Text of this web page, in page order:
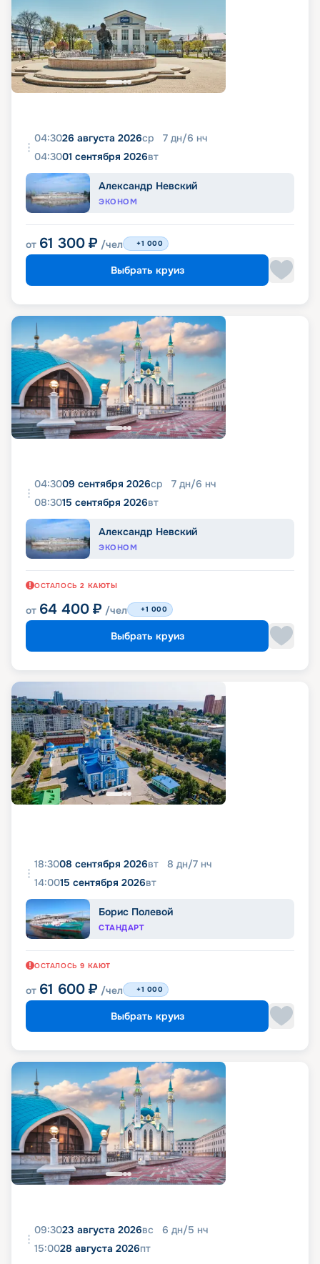
04:3026 августа 2026ср 7 дн/6 нч
04:3001 сентября 2026вт
Александр Невский
ЭКОНОМ
от 61 300 ₽ /чел +1 000
Выбрать круиз
04:3009 сентября 2026ср 7 дн/6 нч
08:3015 сентября 2026вт
Александр Невский
ЭКОНОМ
ОСТАЛОСЬ 2 КАЮТЫ
от 64 400 ₽ /чел +1 000
Выбрать круиз
18:3008 сентября 2026вт 8 дн/7 нч
14:0015 сентября 2026вт
Борис Полевой
СТАНДАРТ
ОСТАЛОСЬ 9 КАЮТ
от 61 600 ₽ /чел +1 000
Выбрать круиз
09:3023 августа 2026вс 6 дн/5 нч
15:0028 августа 2026пт